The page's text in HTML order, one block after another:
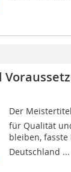
Der
für Qualität
bleiben,
Deutschland ...